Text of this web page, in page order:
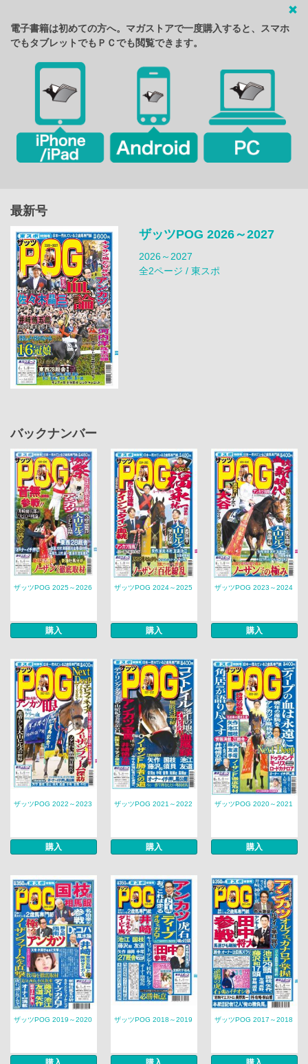
電子書籍は初めての方へ。マガストアで一度購入すると、スマホ
でもタブレットでもＰＣでも閲覧できます。
最新号
ザッツPOG 2026～2027
2026～2027
全2ページ / 東スポ
バックナンバー
ザッツPOG 2025～2026
購入
ザッツPOG 2024～2025
購入
ザッツPOG 2023～2024
購入
ザッツPOG 2022～2023
購入
ザッツPOG 2021～2022
購入
ザッツPOG 2020～2021
購入
ザッツPOG 2019～2020 ザッツPOG 2018～2019 ザッツPOG 2017～2018